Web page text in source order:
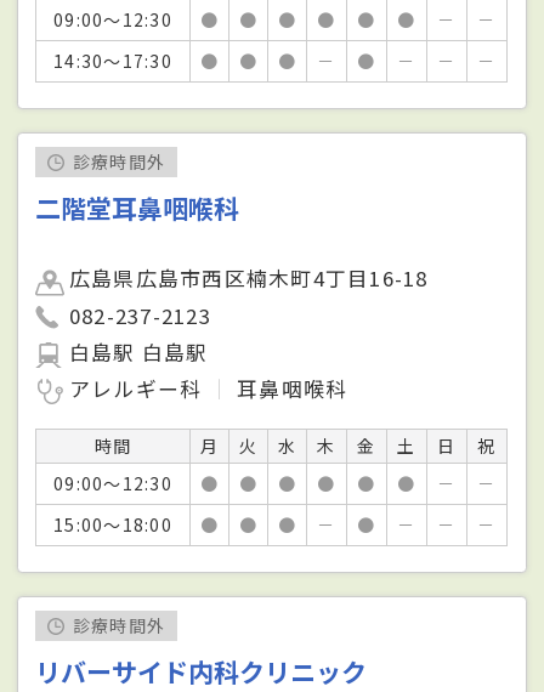
09:00～12:30 ● ● ● ● ● ● －
－
14:30～17:30
● ● ● － ● － － －
診療時間外
二階堂耳鼻咽喉科
広島県広島市西区楠木町4丁目16-18
082-237-2123
白島駅 白島駅
アレルギー科
耳鼻咽喉科
時間 月 火 水 木 金 土 日
祝
09:00～12:30
● ● ● ● ● ● －
－
15:00～18:00
● ● ● － ● － － －
診療時間外
リバーサイド内科クリニック